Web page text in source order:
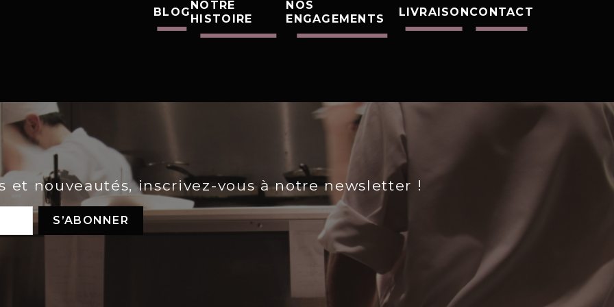
BLOG
NOTRE
HISTOIRE
NOS
ENGAGEMENTS
LIVRAISONCONTACT
et nouveautés, inscrivez-vous à notre newsletter !